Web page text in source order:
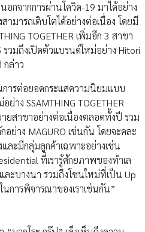
อกจากการผ่านโควิด-19 มาได้อย่าง
ามารถเติบโตได้อย่างต่อเนื่อง โดยมี
TOGETHER เพิ่มอีก 3 สาขา
วมถึงเปิดตัวแบรนด์ใหม่อย่าง Hitori
ล่าว
ารต่อยอดกระแสความนิยมแบบ
าง SSAMTHING TOGETHER
ายสาขาอย่างต่อเนื่องตลอดทั้งปี รวม
ย่าง MAGURO เช่นกัน โดยจะคละ
ละมีกลุ่มลูกค้าเฉพาะอย่างเช่น
ที่เรารู้ศักยภาพของทำเล
ะบางนา รวมถึงโซนใหม่ที่เป็น Up
การพิจารณาของเราเช่นกัน”